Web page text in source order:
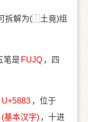
拆解为(⿰土竟)组
笔是 FUJQ ，四
U+5883 ，位于
(基本汉字) ，十进